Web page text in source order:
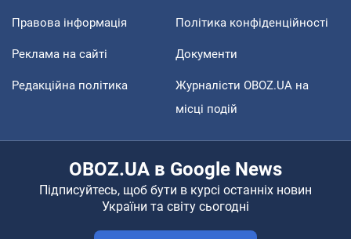
Правова інформація Політика конфіденційності
Реклама на сайті Документи
Редакційна політика
Журналісти OBOZ.UA на
місці подій
OBOZ.UA в Google News
Підписуйтесь, щоб бути в курсі останніх новин
України та світу сьогодні